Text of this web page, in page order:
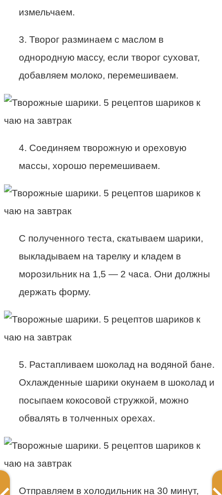
измельчаем.
3. Творог разминаем с маслом в
однородную массу, если творог суховат,
добавляем молоко, перемешиваем.
4. Соединяем творожную и ореховую
массы, хорошо перемешиваем.
С полученного теста, скатываем шарики,
выкладываем на тарелку и кладем в
морозильник на 1,5 — 2 часа. Они должны
держать форму.
5. Растапливаем шоколад на водяной бане.
Охлажденные шарики окунаем в шоколад и
посыпаем кокосовой стружкой, можно
обвалять в толченных орехах.
Отправляем в холодильник на 30 минут,